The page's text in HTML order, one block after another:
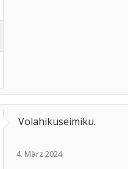
Volahikuseimiku.
4. März 2024